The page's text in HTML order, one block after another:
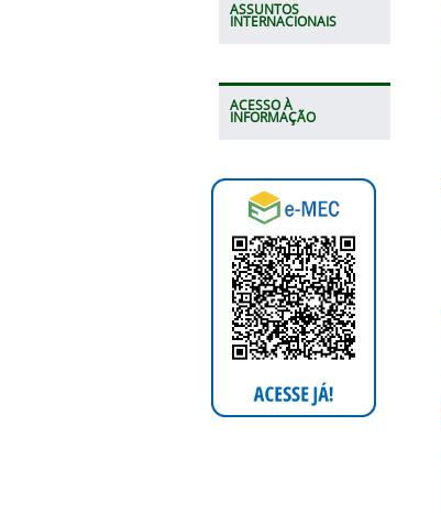
ASSUNTOS
INTERNACIONAIS
ACESSO À
INFORMAÇÃO